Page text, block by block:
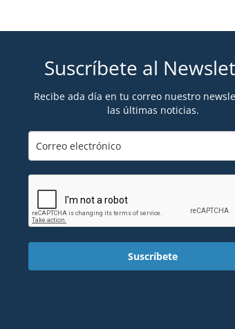
Suscríbete al
Recibe ada día en tu correo nuestro
las últimas noticias.
Suscríbete